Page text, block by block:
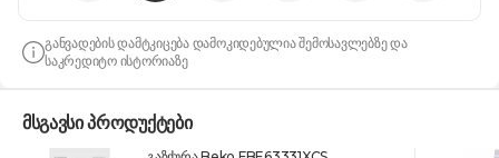
განვადების დამტკიცება დამოკიდებულია შემოსავლებზე და
საკრედიტო ისტორიაზე
მსგავსი პროდუქტები